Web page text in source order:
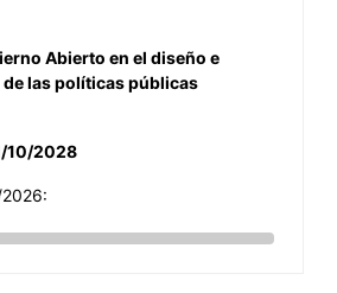
Abierto en el diseño e
las políticas públicas
10/2028